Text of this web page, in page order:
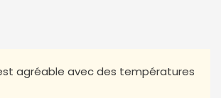
agréable avec des températures